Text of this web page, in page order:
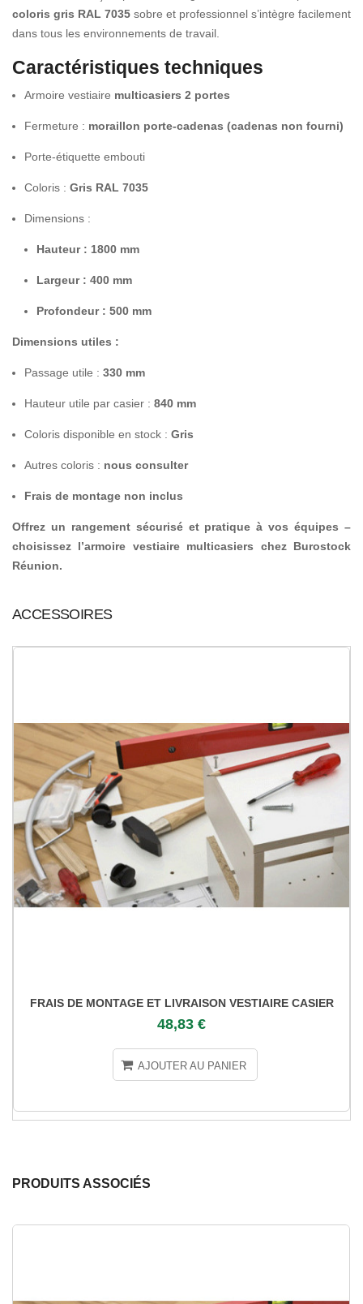
coloris gris RAL 7035 sobre et professionnel s’intègre facilement
dans tous les environnements de travail.
Caractéristiques techniques
Armoire vestiaire multicasiers 2 portes
Fermeture : moraillon porte-cadenas (cadenas non fourni)
Porte-étiquette embouti
Coloris : Gris RAL 7035
Dimensions :
Hauteur : 1800 mm
Largeur : 400 mm
Profondeur : 500 mm
Dimensions utiles :
Passage utile : 330 mm
Hauteur utile par casier : 840 mm
Coloris disponible en stock : Gris
Autres coloris : nous consulter
Frais de montage non inclus
Offrez un rangement sécurisé et pratique à vos équipes –
choisissez l’armoire vestiaire multicasiers chez Burostock
Réunion.
ACCESSOIRES
FRAIS DE MONTAGE ET LIVRAISON VESTIAIRE CASIER
48,83 €
AJOUTER AU PANIER
PRODUITS ASSOCIÉS